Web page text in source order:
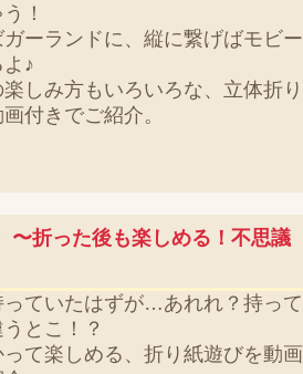
！
ーランドに、縦に繋げばモビー
♪
しみ方もいろいろな、立体折り
付きでご紹介。
〜折った後も楽しめる！不思議
っていたはずが…あれれ？持って
とこ！？
て楽しめる、折り紙遊びを動画